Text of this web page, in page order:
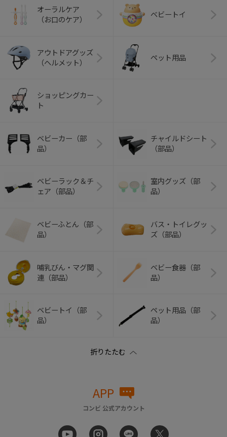
オーラルケア
（お口のケア）
ベビートイ
アウトドアグッズ
（ヘルメット）
ペット用品
ショッピングカー
ト
ベビーカー（部
品）
チャイルドシート
（部品）
ベビーラック＆チ
ェア（部品）
室内グッズ（部
品）
ベビーふとん（部
品）
バス・トイレグッ
ズ（部品）
哺乳びん・マグ関
連（部品）
ベビー食器（部
品）
ベビートイ（部
品）
ペット用品（部
品）
APP
コンビ 公式アカウント